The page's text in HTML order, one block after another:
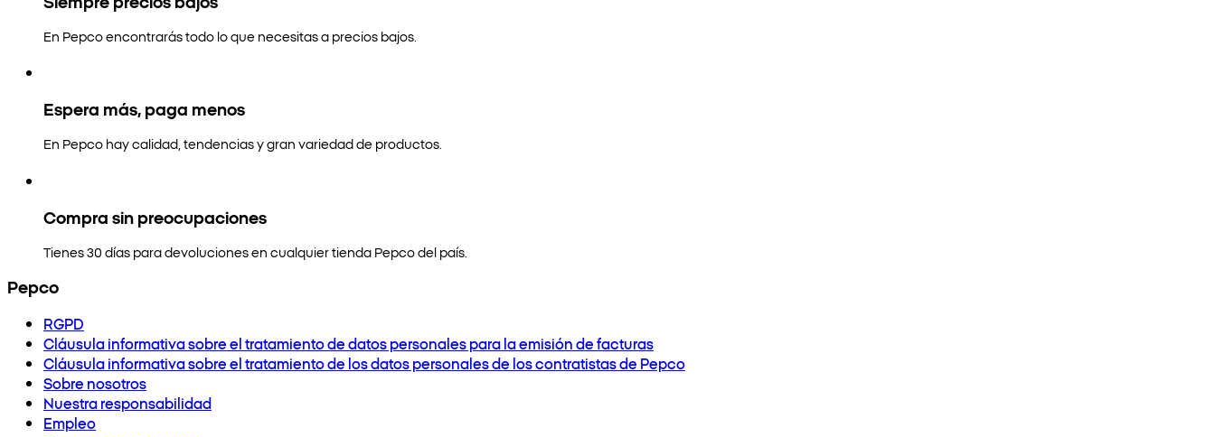
En Pepco encontrarás todo lo que necesitas a precios bajos.
Espera más, paga menos
En Pepco hay calidad, tendencias y gran variedad de productos.
Compra sin preocupaciones
Tienes 30 días para devoluciones en cualquier tienda Pepco del país.
Pepco
RGPD
Cláusula informativa sobre el tratamiento de datos personales para la emisión de facturas
Cláusula informativa sobre el tratamiento de los datos personales de los contratistas de Pepco
Sobre nosotros
Nuestra responsabilidad
Empleo